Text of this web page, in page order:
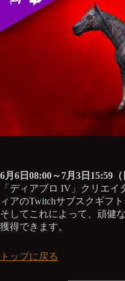
6月6日08:00～7月3日15:59（
「ディアブロ IV」クリエ
ィアのTwitchサブスクギフ
そしてこれによって、頑健
獲得できます。
トップに戻る